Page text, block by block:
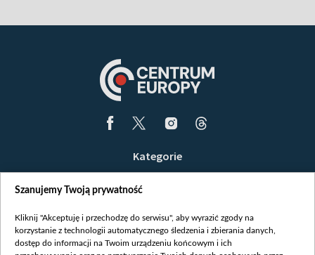
Kategorie
Opinie
Białoruś / Polska
Szanujemy Twoją prywatność
Kliknij "Akceptuję i przechodzę do serwisu", aby wyrazić zgody na
korzystanie z technologii automatycznego śledzenia i zbierania danych,
dostęp do informacji na Twoim urządzeniu końcowym i ich